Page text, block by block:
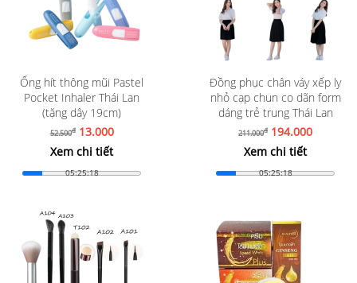
Ống hít thông mũi Pastel
Pocket Inhaler Thái Lan
(tặng dây 19cm)
52.500đ13.000
Xem chi tiết
05:25:16
Đồng phục chân váy xếp ly
nhỏ cạp chun co dãn form
dáng trẻ trung Thái Lan
211.000đ 194.000
Xem chi tiết
05:25:16